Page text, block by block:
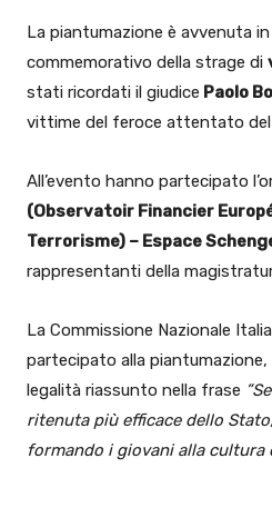
La piantumazione è avvenuta
commemorativo della strage di
stati ricordati il giudice Paolo
vittime del feroce attentato del
All’evento hanno partecipato
(Observatoir Financier
Terrorisme) – Espace
rappresentanti della
La Commissione Nazionale
partecipato alla piantumazione,
legalità riassunto nella frase
ritenuta più efficace dello
formando i giovani alla cultura